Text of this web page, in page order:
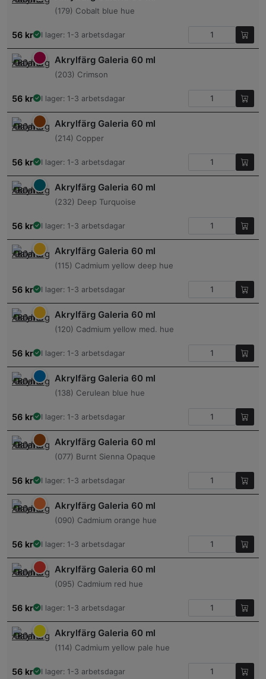
(179) Cobalt blue hue
56 kr I lager: 1-3 arbetsdagar
Akrylfärg Galeria 60 ml
(203) Crimson
56 kr I lager: 1-3 arbetsdagar
Akrylfärg Galeria 60 ml
(214) Copper
56 kr I lager: 1-3 arbetsdagar
Akrylfärg Galeria 60 ml
(232) Deep Turquoise
56 kr I lager: 1-3 arbetsdagar
Akrylfärg Galeria 60 ml
(115) Cadmium yellow deep hue
56 kr I lager: 1-3 arbetsdagar
Akrylfärg Galeria 60 ml
(120) Cadmium yellow med. hue
56 kr I lager: 1-3 arbetsdagar
Akrylfärg Galeria 60 ml
(138) Cerulean blue hue
56 kr I lager: 1-3 arbetsdagar
Akrylfärg Galeria 60 ml
(077) Burnt Sienna Opaque
56 kr I lager: 1-3 arbetsdagar
Akrylfärg Galeria 60 ml
(090) Cadmium orange hue
56 kr I lager: 1-3 arbetsdagar
Akrylfärg Galeria 60 ml
(095) Cadmium red hue
56 kr I lager: 1-3 arbetsdagar
Akrylfärg Galeria 60 ml
(114) Cadmium yellow pale hue
56 kr I lager: 1-3 arbetsdagar